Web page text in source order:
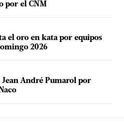
por el CNM
el oro en kata por equipos
2026
André Pumarol por